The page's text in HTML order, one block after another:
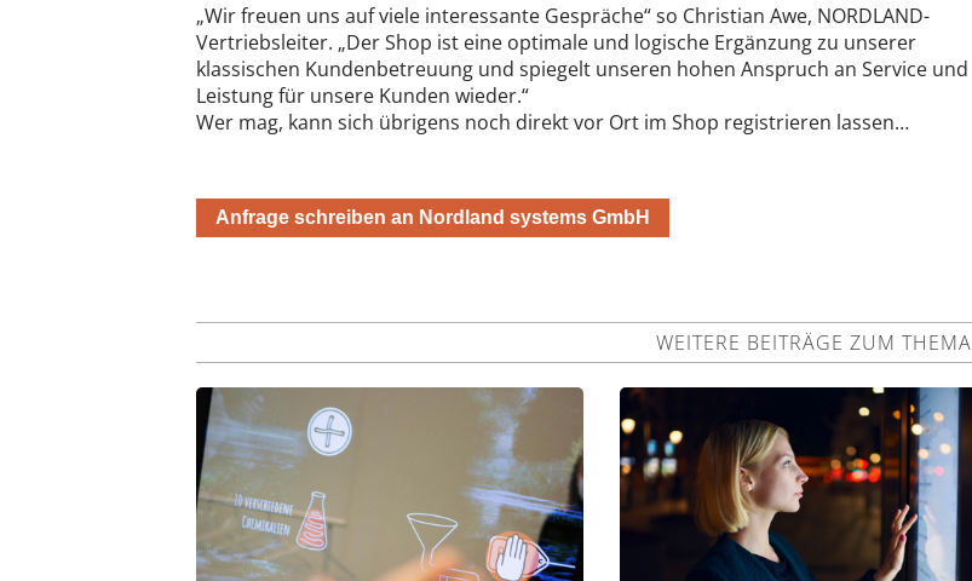
„Wir freuen uns auf viele interessante Gespräche“ so Christian Awe, NORDLAND-
Vertriebsleiter. „Der Shop ist eine optimale und logische Ergänzung zu unserer
klassischen Kundenbetreuung und spiegelt unseren hohen Anspruch an Service und
Leistung für unsere Kunden wieder.“
Wer mag, kann sich übrigens noch direkt vor Ort im Shop registrieren lassen…
Anfrage schreiben an Nordland systems GmbH
WEITERE BEITRÄGE ZUM THEMA